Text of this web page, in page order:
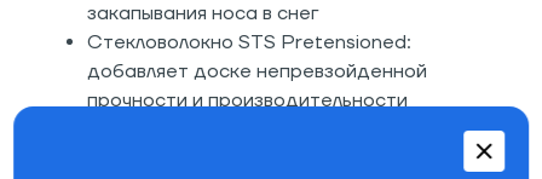
закапывания носа в снег
Стекловолокно STS Pretensioned:
добавляет доске непревзойденной
прочности и производительности
благодаря технологии предварительного